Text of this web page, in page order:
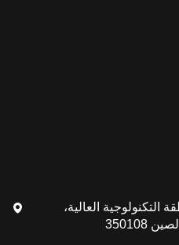
التكنولوجية العالية،